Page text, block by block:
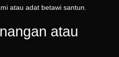
atau adat betawi santun.
atau